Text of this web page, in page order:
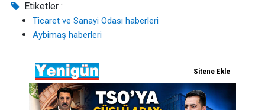
Etiketler :
Ticaret ve Sanayi Odası haberleri
Aybimaş haberleri